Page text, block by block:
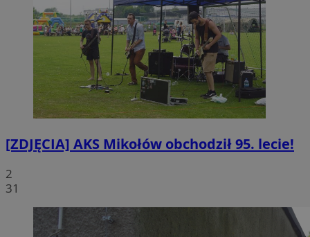
[ZDJĘCIA] AKS Mikołów obchodził 95. lecie!
2
31